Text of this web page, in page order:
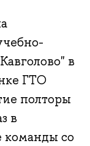
в
ГТО
полторы
в
команды со